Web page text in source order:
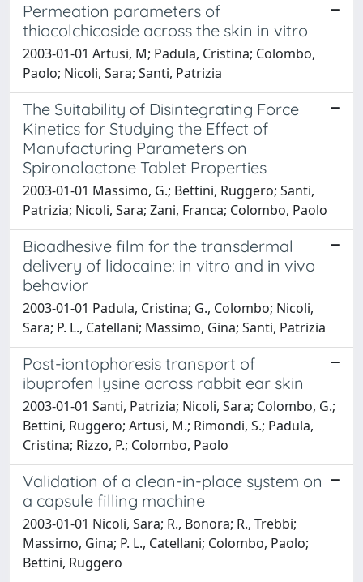
Permeation parameters of
thiocolchicoside across the skin in vitro
2003-01-01 Artusi, M; Padula, Cristina; Colombo,
Paolo; Nicoli, Sara; Santi, Patrizia
The Suitability of Disintegrating Force
Kinetics for Studying the Effect of
Manufacturing Parameters on
Spironolactone Tablet Properties
2003-01-01 Massimo, G.; Bettini, Ruggero; Santi,
Patrizia; Nicoli, Sara; Zani, Franca; Colombo, Paolo
Bioadhesive film for the transdermal
delivery of lidocaine: in vitro and in vivo
behavior
2003-01-01 Padula, Cristina; G., Colombo; Nicoli,
Sara; P. L., Catellani; Massimo, Gina; Santi, Patrizia
Post-iontophoresis transport of
ibuprofen lysine across rabbit ear skin
2003-01-01 Santi, Patrizia; Nicoli, Sara; Colombo, G.;
Bettini, Ruggero; Artusi, M.; Rimondi, S.; Padula,
Cristina; Rizzo, P.; Colombo, Paolo
Validation of a clean-in-place system on
a capsule filling machine
2003-01-01 Nicoli, Sara; R., Bonora; R., Trebbi;
Massimo, Gina; P. L., Catellani; Colombo, Paolo;
Bettini, Ruggero